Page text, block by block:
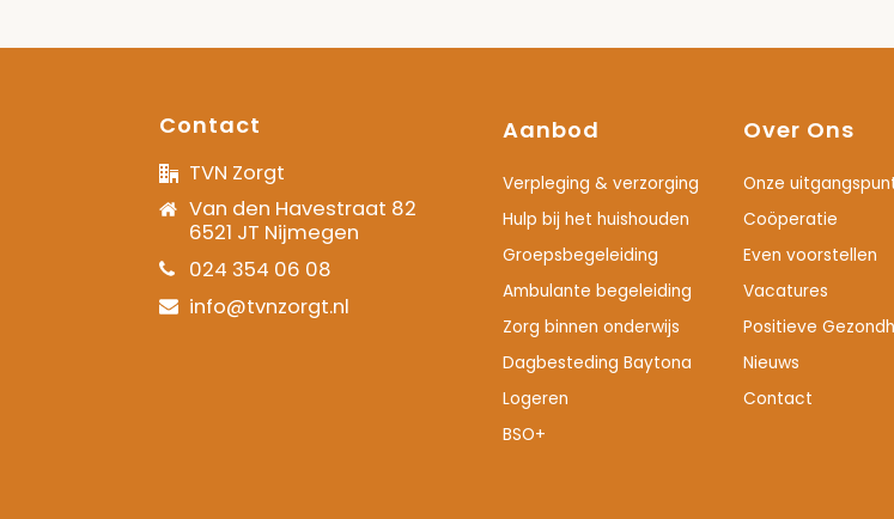
Contact
TVN Zorgt
Van den Havestraat 82
6521 JT Nijmegen
024 354 06 08
info@tvnzorgt.nl
Aanbod
Verpleging & verzorging
Hulp bij het huishouden
Groepsbegeleiding
Ambulante begeleiding
Zorg binnen onderwijs
Dagbesteding Baytona
Logeren
BSO+
Over Ons
Onze
Coöperatie
Even voorstellen
Vacatures
Positieve
Nieuws
Contact